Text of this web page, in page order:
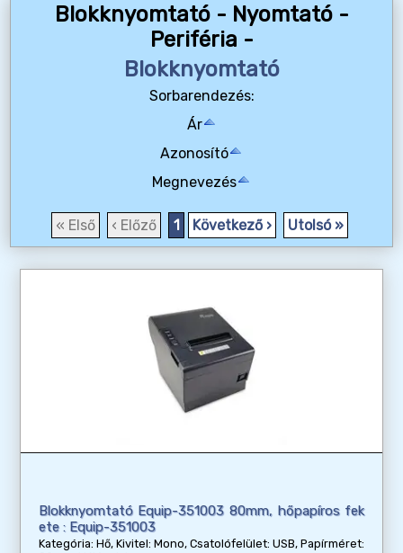
Blokknyomtató - Nyomtató -
Periféria -
Blokknyomtató
Sorbarendezés:
Ár
Azonosító
Megnevezés
« Első ‹ Előző 1 Következő › Utolsó »
Blokknyomtató Equip-351003 80mm, hőpapíros fek
ete : Equip-351003
Kategória: Hő, Kivitel: Mono, Csatolófelület: USB, Papírméret: